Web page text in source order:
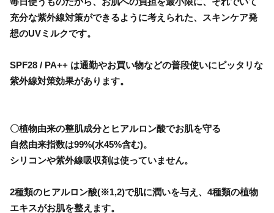
充分な紫外線対策ができるように考えられた、スキンケア発
想のUVミルクです。
SPF28 / PA++ は通勤やお買い物などの普段使いにピッタリな
紫外線対策効果があります。
〇植物由来の整肌成分とヒアルロン酸でお肌を守る
自然由来指数は99%(水45%含む)。
シリコンや紫外線吸収剤は使っていません。
2種類のヒアルロン酸(※1,2)で肌に潤いを与え、4種類の植物
エキスがお肌を整えます。